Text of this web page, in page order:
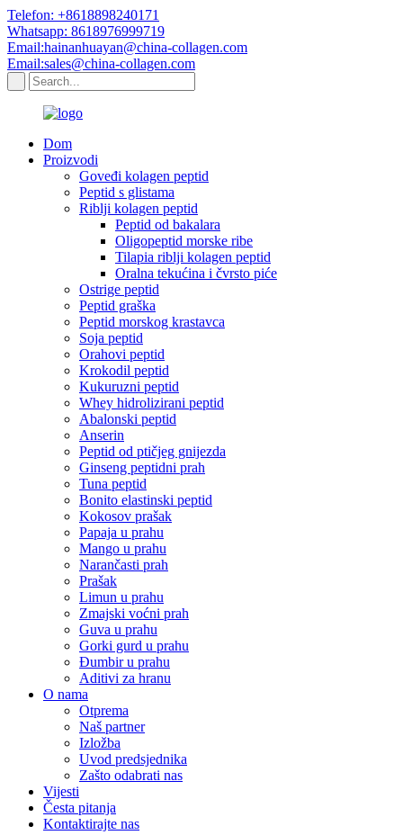
Telefon: +8618898240171
Whatsapp: 8618976999719
Email:hainanhuayan@china-collagen.com
Email:sales@china-collagen.com
Dom
Proizvodi
Goveđi kolagen peptid
Peptid s glistama
Riblji kolagen peptid
Peptid od bakalara
Oligopeptid morske ribe
Tilapia riblji kolagen peptid
Oralna tekućina i čvrsto piće
Ostrige peptid
Peptid graška
Peptid morskog krastavca
Soja peptid
Orahovi peptid
Krokodil peptid
Kukuruzni peptid
Whey hidrolizirani peptid
Abalonski peptid
Anserin
Peptid od ptičjeg gnijezda
Ginseng peptidni prah
Tuna peptid
Bonito elastinski peptid
Kokosov prašak
Papaja u prahu
Mango u prahu
Narančasti prah
Prašak
Limun u prahu
Zmajski voćni prah
Guva u prahu
Gorki gurd u prahu
Đumbir u prahu
Aditivi za hranu
O nama
Otprema
Naš partner
Izložba
Uvod predsjednika
Zašto odabrati nas
Vijesti
Česta pitanja
Kontaktirajte nas